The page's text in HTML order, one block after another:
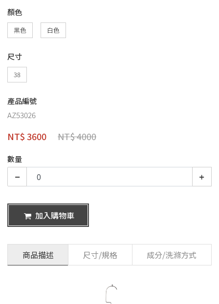
顏色
黑色 白色
尺寸
38
產品編號
AZ53026
NT$ 3600 NT$ 4000
數量
加入購物車
商品描述 尺寸/規格 成分/洗滌方式